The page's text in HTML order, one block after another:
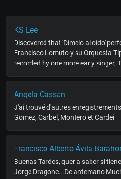
KS Lee
Discovered that 'Dímelo al oído'
Francisco Lomuto y su Orquesta
recorded by one more early singer,
Angela Cassan
J'ai trouvé d'autres enregistrements
Gomez, Carbel, Montero et Cardei
Francisco Alberto Ávila
Buenas Tardes, quería saber si
Jorge Dragone...De antemano